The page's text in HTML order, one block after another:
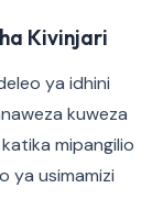
Kivinjari
ya idhini
kuweza
mipangilio
ya usimamizi